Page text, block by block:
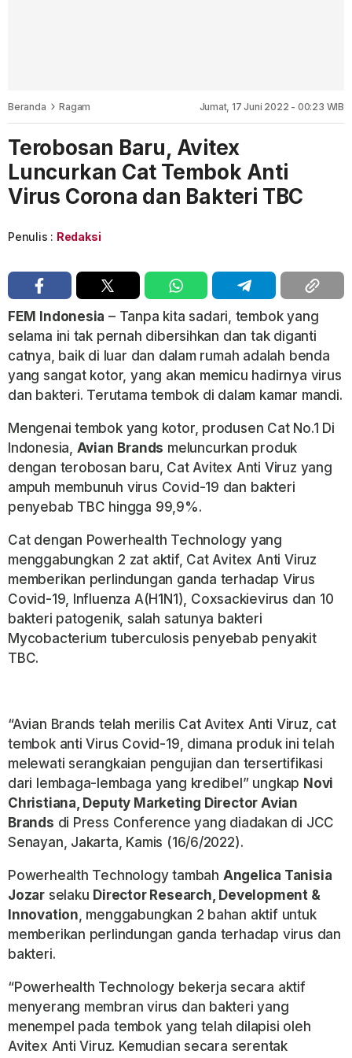
Beranda Ragam Jumat, 17 Juni 2022 - 00:23 WIB
Terobosan Baru, Avitex
Luncurkan Cat Tembok Anti
Virus Corona dan Bakteri TBC
Penulis : Redaksi
FEM Indonesia – Tanpa kita sadari, tembok yang
selama ini tak pernah dibersihkan dan tak diganti
catnya, baik di luar dan dalam rumah adalah benda
yang sangat kotor, yang akan memicu hadirnya virus
dan bakteri. Terutama tembok di dalam kamar mandi.
Mengenai tembok yang kotor, produsen Cat No.1 Di
Indonesia, Avian Brands meluncurkan produk
dengan terobosan baru, Cat Avitex Anti Viruz yang
ampuh membunuh virus Covid-19 dan bakteri
penyebab TBC hingga 99,9%.
Cat dengan Powerhealth Technology yang
menggabungkan 2 zat aktif, Cat Avitex Anti Viruz
memberikan perlindungan ganda terhadap Virus
Covid-19, Influenza A(H1N1), Coxsackievirus dan 10
bakteri patogenik, salah satunya bakteri
Mycobacterium tuberculosis penyebab penyakit
TBC.
“Avian Brands telah merilis Cat Avitex Anti Viruz, cat
tembok anti Virus Covid-19, dimana produk ini telah
melewati serangkaian pengujian dan tersertifikasi
dari lembaga-lembaga yang kredibel” ungkap Novi
Christiana, Deputy Marketing Director Avian
Brands di Press Conference yang diadakan di JCC
Senayan, Jakarta, Kamis (16/6/2022).
Powerhealth Technologytambah Angelica Tanisia
Jozarselaku Director Research, Development &
Innovation, menggabungkan 2 bahan aktif untuk
memberikan perlindungan ganda terhadap virus dan
bakteri.
“Powerhealth Technology bekerja secara aktif
menyerang membran virus dan bakteri yang
menempel pada tembok yang telah dilapisi oleh
Avitex Anti Viruz. Kemudian secara serentak